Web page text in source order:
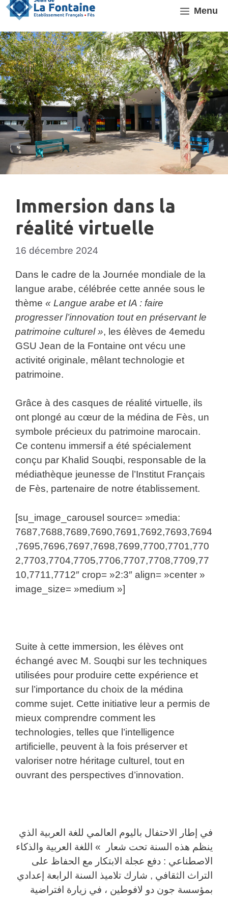
Aller
contenu
Menu
Immersion dans la
réalité virtuelle
16 décembre 2024
Dans le cadre de la Journée mondiale de la
langue arabe, célébrée cette année sous le
thème « Langue arabe et IA : faire
progresser l’innovation tout en préservant le
patrimoine culturel », les élèves de 4emedu
GSU Jean de la Fontaine ont vécu une
activité originale, mêlant technologie et
patrimoine.
Grâce à des casques de réalité virtuelle, ils
ont plongé au cœur de la médina de Fès, un
symbole précieux du patrimoine marocain.
Ce contenu immersif a été spécialement
conçu par Khalid Souqbi, responsable de la
médiathèque jeunesse de l’Institut Français
de Fès, partenaire de notre établissement.
[su_image_carousel source= »media:
7687,7688,7689,7690,7691,7692,7693,7694
,7695,7696,7697,7698,7699,7700,7701,770
2,7703,7704,7705,7706,7707,7708,7709,77
10,7711,7712″ crop= »2:3″ align= »center »
image_size= »medium »]
Suite à cette immersion, les élèves ont
échangé avec M. Souqbi sur les techniques
utilisées pour produire cette expérience et
sur l’importance du choix de la médina
comme sujet. Cette initiative leur a permis de
mieux comprendre comment les
technologies, telles que l’intelligence
artificielle, peuvent à la fois préserver et
valoriser notre héritage culturel, tout en
ouvrant des perspectives d’innovation.
في إطار الاحتفال باليوم العالمي للغة العربية الذي
ينظم هذه السنة تحت شعار » اللغة العربية والذكاء
الاصطناعي : دفع عجلة الابتكار مع الحفاظ على
التراث الثقافي , شارك تلاميذ السنة الرابعة إعدادي
بمؤسسة جون دو لافوطين ، في زيارة افتراضية